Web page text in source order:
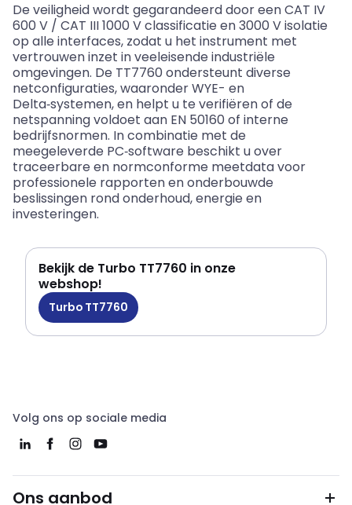
De veiligheid wordt gegarandeerd door een CAT IV
600 V / CAT III 1000 V classificatie en 3000 V isolatie
op alle interfaces, zodat u het instrument met
vertrouwen inzet in veeleisende industriële
omgevingen. De TT7760 ondersteunt diverse
netconfiguraties, waaronder WYE- en
Delta‑systemen, en helpt u te verifiëren of de
netspanning voldoet aan EN 50160 of interne
bedrijfsnormen. In combinatie met de
meegeleverde PC‑software beschikt u over
traceerbare en normconforme meetdata voor
professionele rapporten en onderbouwde
beslissingen rond onderhoud, energie en
investeringen.
Bekijk de Turbo TT7760 in onze
webshop!
Turbo TT7760
Volg ons op sociale media
Ons aanbod